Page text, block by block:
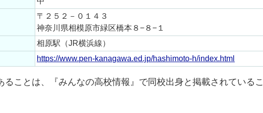
〒２５２－０１４３
神奈川県相模原市緑区橋本８−８−１
相原駅（JR横浜線）
https://www.pen-kanagawa.ed.jp/hashimoto-h/index.html
ことは、『みんなの高校情報』で同校出身と掲載されているこ